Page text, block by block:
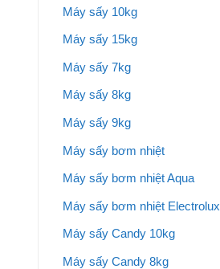
Máy sấy 10kg
Máy sấy 15kg
Máy sấy 7kg
Máy sấy 8kg
Máy sấy 9kg
Máy sấy bơm nhiệt
Máy sấy bơm nhiệt Aqua
Máy sấy bơm nhiệt Electrolux
Máy sấy Candy 10kg
Máy sấy Candy 8kg